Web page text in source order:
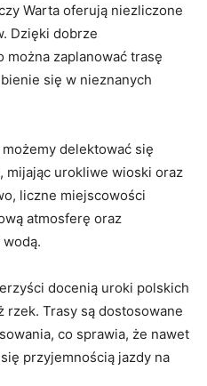
Warta oferują niezliczone
Dzięki dobrze
można zaplanować trasę
⁣się w nieznanych
delektować się
mijając urokliwe wioski oraz
liczne miejscowości
atmosferę oraz
docenią ⁤uroki polskich
rzek. Trasy są dostosowane⁢
co ​sprawia, że ⁢nawet‍
przyjemnością jazdy na